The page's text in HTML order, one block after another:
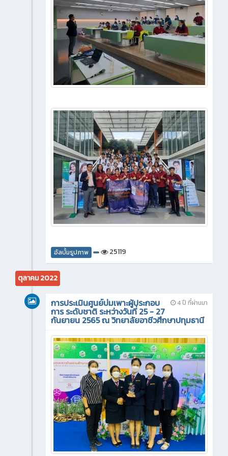
อัลบั้มรูปภาพ 25119
ตุลาคม 2022
4 ปี ที่ผ่านมา
การประเมินศูนย์บ่มเพาะผู้ประกอบ
การ ระดับชาติ ระหว่างวันที่ 25 - 27
กันยายน 2565 ณ วิทยาลัยอาชีวศึกษาปทุมธานี